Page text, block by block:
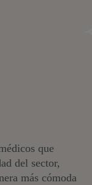
que
del sector,
más cómoda